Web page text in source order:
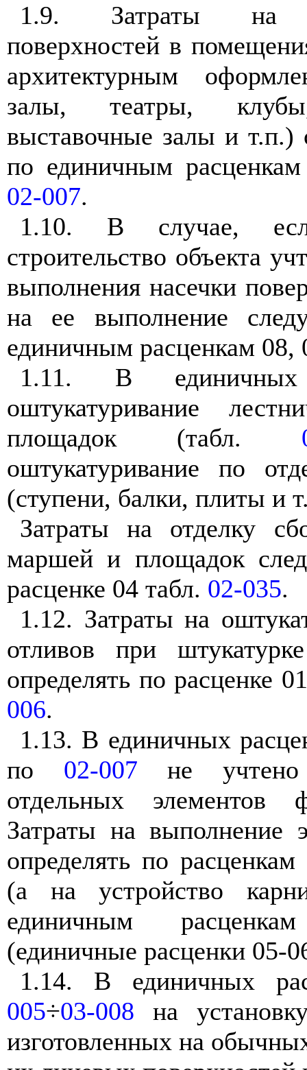
1.9. Затраты на
поверхностей в
архитектурным
залы, театры,
выставочные залы и т.п.)
по единичным
02-007.
1.10. В случае,
строительство объекта
выполнения насечки
на ее выполнение
единичным расценкам 08,
1.11. В
оштукатуривание
площадок (табл.
оштукатуривание по
(ступени, балки, плиты и
Затраты на отделку
маршей и площадок
расценке 04 табл. 02-035.
1.12. Затраты на
отливов при
определять по расценке
006.
1.13. В единичных
по 02-007 не учтено
отдельных элементов
Затраты на выполнение
определять по
(а на устройство
единичным
(единичные расценки 05-
1.14. В единичных
005÷03-008 на
изготовленных на